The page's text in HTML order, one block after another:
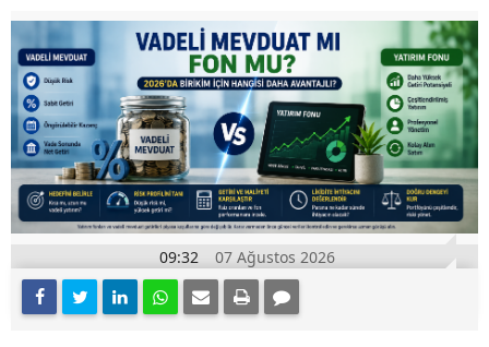
09:32 07 Ağustos 2026